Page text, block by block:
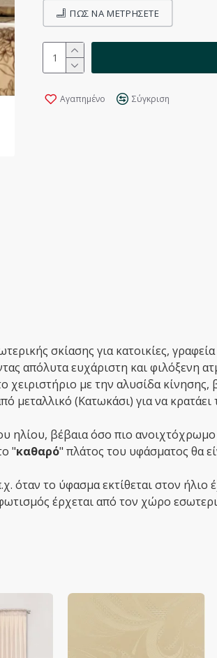
Αγαπημένο Σύγκριση
ΠΩΣ ΝΑ ΜΕΤΡΉΣΕΤΕ
σκίασης για κατοικίες,
απόλυτα ευχάριστη και φιλόξενη
με την αλυσίδα κίνησης,
(Κατωκάσι) για να
βέβαια όσο πιο ανοιχτόχρωμο
"καθαρό" πλάτος του υφάσματος θα
το ύφασμα εκτίθεται στον ήλιο
έρχεται από τον χώρο